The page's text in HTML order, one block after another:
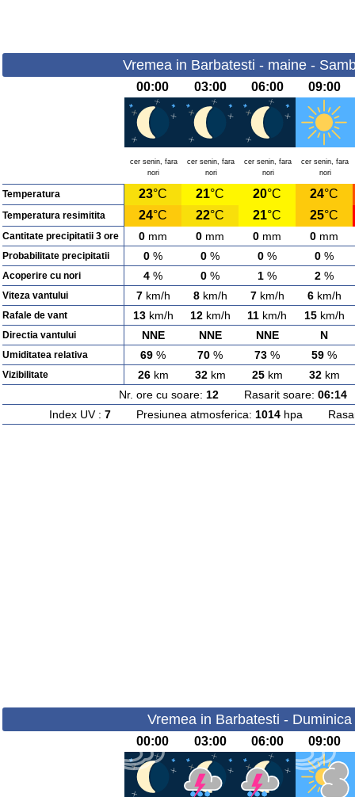
Vremea in Barbatesti - maine -
00:00 03:00 06:00 09:00
cer senin, fara
nori
cer senin, fara
nori
cer senin, fara
nori
cer senin, fara
nori
Temperatura 23°C 21°C 20°C 24°C
Temperatura resimitita 24°C 22°C 21°C 25°C
Cantitate precipitatii 3 ore 0 mm 0 mm 0 mm 0 mm
Probabilitate precipitatii 0 % 0 % 0 % 0 %
Acoperire cu nori 4 % 0 % 1 % 2 %
Viteza vantului 7km/h 8km/h 7km/h 6km/h
Rafale de vant 13km/h 12km/h 11 km/h 15km/h
Directia vantului NNE NNE NNE N
Umiditatea relativa 69 % 70 % 73 % 59 %
Vizibilitate 26km 32km 25km 32km
Nr. ore cu soare: 12Rasarit soare: 06:14
Index UV : 7Presiunea atmosferica: 1014hpa
Vremea in Barbatesti -
00:00 03:00 06:00 09:00